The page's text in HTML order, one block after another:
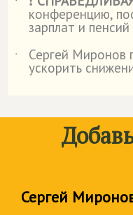
˙
конференцию,
зарплат и
˙
Сергей Миронов
ускорить
Сергей